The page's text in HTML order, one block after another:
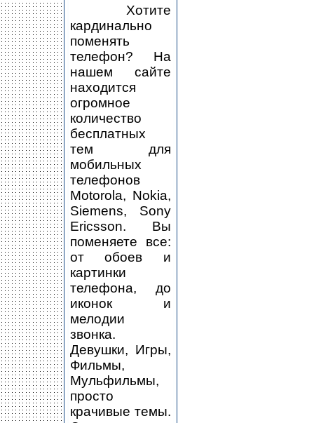
Хотите
кардинально
поменять
телефон? На
нашем сайте
находится
огромное
количество
бесплатных
тем для
мобильных
телефонов
Motorola, Nokia,
Siemens, Sony
Ericsson. Вы
поменяете все:
от обоев и
картинки
телефона, до
иконок и
мелодии
звонка.
Девушки, Игры,
Фильмы,
Мульфильмы,
просто
крачивые темы.